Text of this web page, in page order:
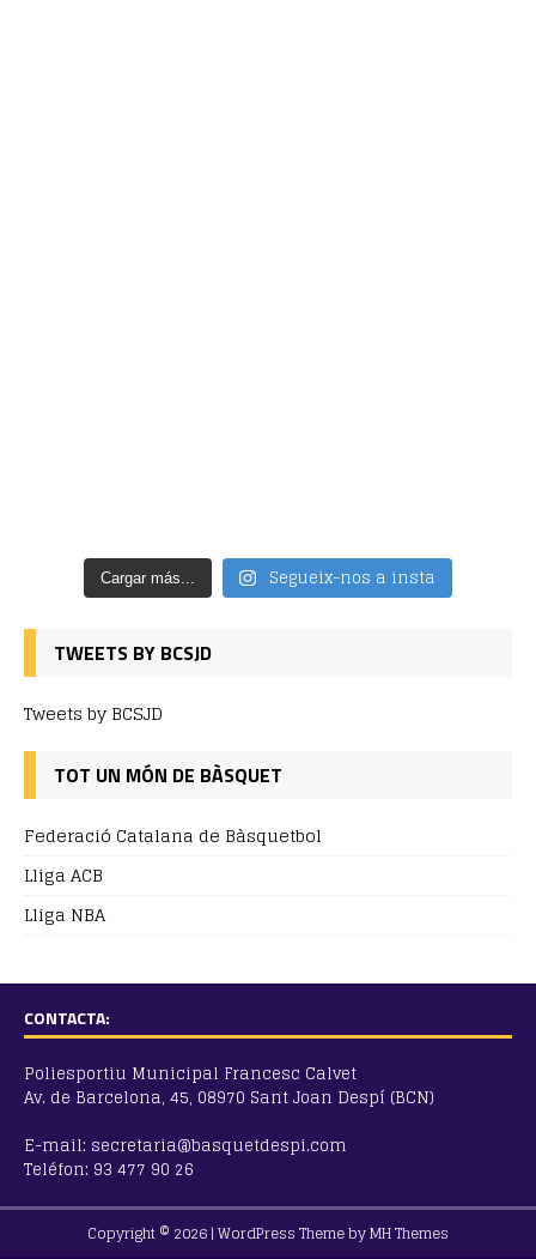
Cargar más... Segueix-nos a insta
TWEETS BY BCSJD
Tweets by BCSJD
TOT UN MÓN DE BÀSQUET
Federació Catalana de Bàsquetbol
Lliga ACB
Lliga NBA
CONTACTA:
Poliesportiu Municipal Francesc Calvet
Av. de Barcelona, 45, 08970 Sant Joan Despí (BCN)
E-mail: secretaria@basquetdespi.com
Teléfon: 93 477 90 26
Copyright © 2026 | WordPress Theme byMH Themes